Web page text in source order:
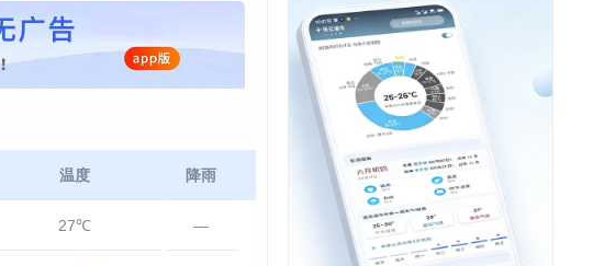
温度 降雨
27℃ —